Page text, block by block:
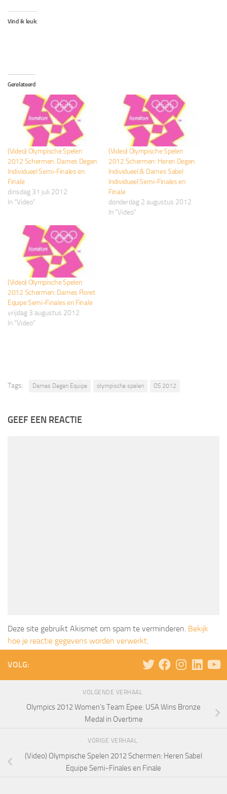
Vind ik leuk:
Gerelateerd
(Video) Olympische Spelen
2012 Schermen: Dames Degen
Individueel Semi-Finales en
Finale
dinsdag 31 juli 2012
In "Video"
(Video) Olympische Spelen
2012 Schermen: Heren Degen
Individueel & Dames Sabel
Individueel Semi-Finales en
Finale
donderdag 2 augustus 2012
In "Video"
(Video) Olympische Spelen
2012 Schermen: Dames Floret
Equipe Semi-Finales en Finale
vrijdag 3 augustus 2012
In "Video"
Tags: Dames Degen Equipe olympische spelen OS 2012
GEEF EEN REACTIE
Deze site gebruikt Akismet om spam te verminderen. Bekijk
hoe je reactie gegevens worden verwerkt
VOLG:
VOLGENDE VERHAAL
Olympics 2012 Women’s Team Epee: USA Wins Bronze
Medal in Overtime
VORIGE VERHAAL
(Video) Olympische Spelen 2012 Schermen: Heren Sabel
Equipe Semi-Finales en Finale